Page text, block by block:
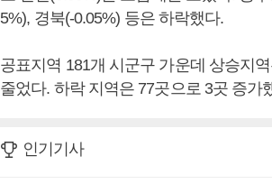
5%), 경북(-0.05%) 등은 하락했다.
공표지역 181개 시군구 가운데 상승지
줄었다. 하락 지역은 77곳으로 3곳 증가
인기기사